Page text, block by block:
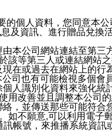
個人資料，您同意本
及資訊、進行贈品兌換
本公司網站連結至第
等第三人或連結網站之
在或過去在網站上的行
司也有可能檢視多個會
人識別化資料來強化統
改善並且調整本公司的
，並傳送那些可能符
不願意,可以利用電子
帳號，來推播系統資